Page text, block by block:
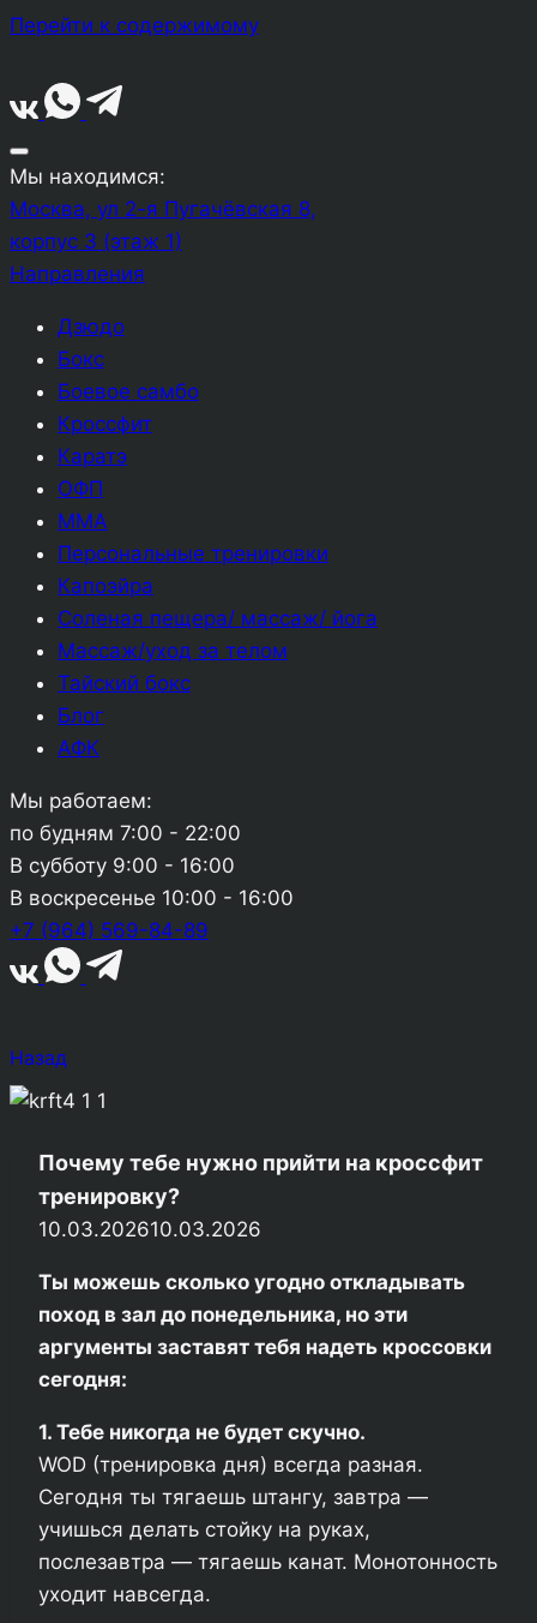
Перейти к содержимому
Мы находимся:
Москва, ул 2-я Пугачёвская 8,
корпус 3 (этаж 1)
Направления
Дзюдо
Бокс
Боевое самбо
Кроссфит
Каратэ
ОФП
ММА
Персональные тренировки
Капоэйра
Соленая пещера/ массаж/ йога
Массаж/уход за телом
Тайский бокс
Блог
АФК
Мы работаем:
по будням 7:00 - 22:00
В субботу 9:00 - 16:00
В воскресенье 10:00 - 16:00
+7 (964) 569-84-89
Назад
Почему тебе нужно прийти на кроссфит
тренировку?
10.03.202610.03.2026
Ты можешь сколько угодно откладывать
поход в зал до понедельника, но эти
аргументы заставят тебя надеть кроссовки
сегодня:
1. Тебе никогда не будет скучно.
WOD (тренировка дня) всегда разная.
Сегодня ты тягаешь штангу, завтра —
учишься делать стойку на руках,
послезавтра — тягаешь канат. Монотонность
уходит навсегда.